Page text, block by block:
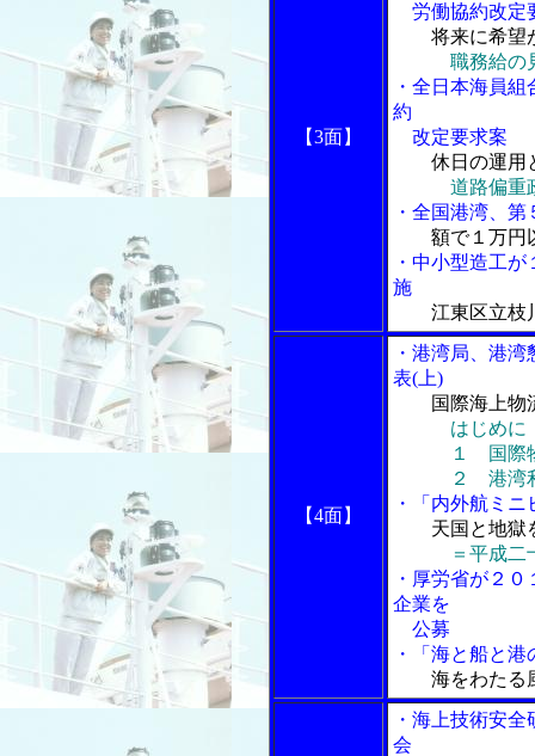
【3面】
労働協約改定
将来に希望
職務給の
・全日本海員
約
改定要求案
休日の運用
道路偏重
・全国港湾、
額で１万円
・中小型造工
施
江東区立枝
【4面】
・港湾局、港
表(上)
国際海上物
はじめに
１ 国際
２ 港湾利
・「内外航ミ
天国と地獄
＝平成二
・厚労省が２
企業を
公募
・「海と船と
海をわた
・海上技術安
会